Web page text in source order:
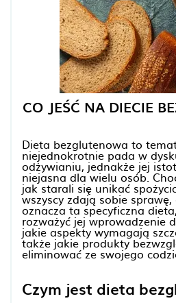
CO JEŚĆ NA DIECIE
Dieta bezglutenowa to
niejednokrotnie pada w
odżywianiu, jednakże jej
niejasna dla wielu osób.
jak starali się unikać
wszyscy zdają sobie
oznacza ta specyficzna
rozważyć jej wprowadzenie
jakie aspekty wymagają
także jakie produkty
eliminować ze swojego
Czym jest dieta